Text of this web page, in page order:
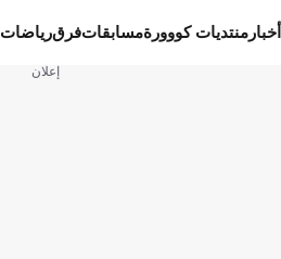
أخبار منتديات كووورةمسابقاتفرقرياضات
إعلان